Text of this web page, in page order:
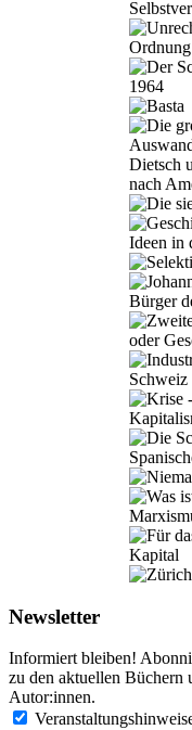
Newsletter
Informiert bleiben!
zu den aktuellen Büchern
Autor:innen.